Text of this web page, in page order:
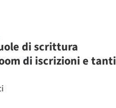
di scrittura
di iscrizioni e tanti